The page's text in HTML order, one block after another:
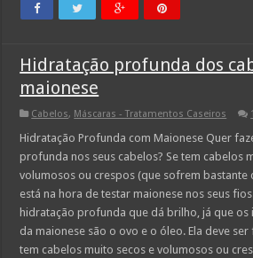
Hidratação profunda dos
maionese
Cabelos, Máscaras - Tratamentos Caseiros 1
Hidratação Profunda com Maionese Quer
profunda nos seus cabelos? Se tem cabelos
volumosos ou crespos (que sofrem bastante
está na hora de testar maionese nos seus
hidratação profunda que dá brilho, já que
da maionese são o ovo e o óleo. Ela deve
tem cabelos muito secos e volumosos ou